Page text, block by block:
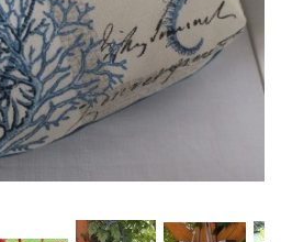
jk-laguna@seznam.cz